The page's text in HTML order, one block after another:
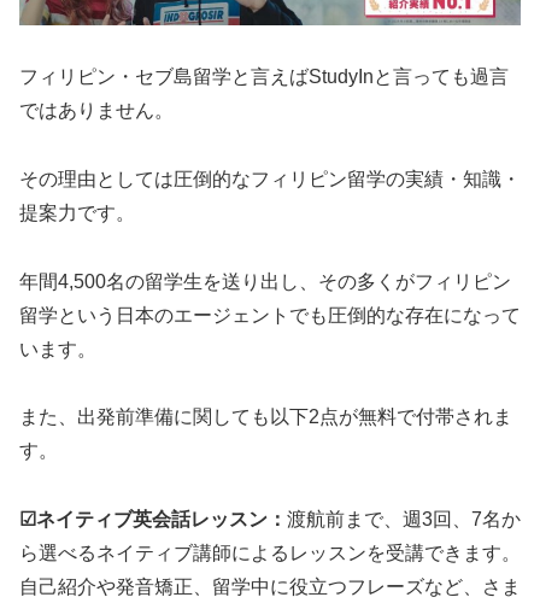
フィリピン・セブ島留学と言えばStudyInと言っても過言
ではありません。
その理由としては圧倒的なフィリピン留学の実績・知識・
提案力です。
年間4,500名の留学生を送り出し、その多くがフィリピン
留学という日本のエージェントでも圧倒的な存在になって
います。
また、出発前準備に関しても以下2点が無料で付帯されま
す。
☑ネイティブ英会話レッスン： 渡航前まで、週3回、7名か
ら選べるネイティブ講師によるレッスンを受講できます。
自己紹介や発音矯正、留学中に役立つフレーズなど、さま